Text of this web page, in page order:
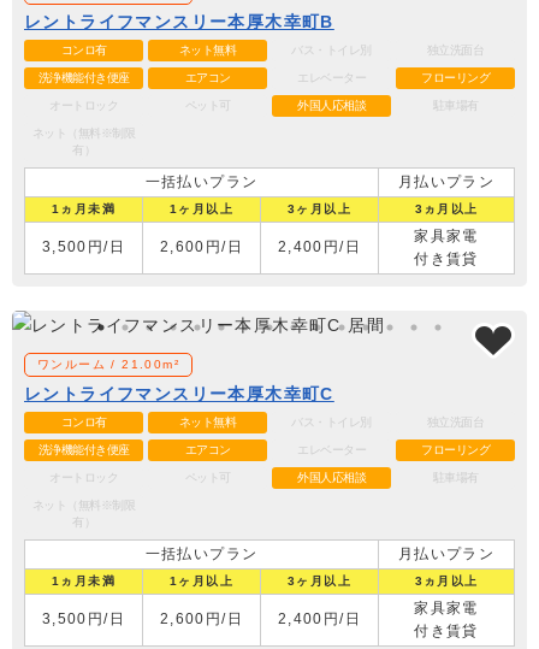
レントライフマンスリー本厚木幸町B
コンロ有 ネット無料 バス・トイレ別 独立洗面台
洗浄機能付き便座 エアコン エレベーター フローリング
オートロック ペット可 外国人応相談 駐車場有
ネット（無料※制限
有）
一括払いプラン 月払いプラン
1ヵ月未満 1ヶ月以上 3ヶ月以上 3ヵ月以上
3,500円/日 2,600円/日 2,400円/日
家具家電
付き賃貸
ワンルーム / 21.00m²
レントライフマンスリー本厚木幸町C
コンロ有 ネット無料 バス・トイレ別 独立洗面台
洗浄機能付き便座 エアコン エレベーター フローリング
オートロック ペット可 外国人応相談 駐車場有
ネット（無料※制限
有）
一括払いプラン 月払いプラン
1ヵ月未満 1ヶ月以上 3ヶ月以上 3ヵ月以上
3,500円/日 2,600円/日 2,400円/日
家具家電
付き賃貸